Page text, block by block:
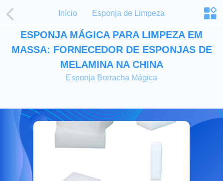
Início Esponja de Limpeza
ESPONJA MÁGICA PARA LIMPEZA EM
MASSA: FORNECEDOR DE ESPONJAS DE
MELAMINA NA CHINA
Esponja Borracha Mágica